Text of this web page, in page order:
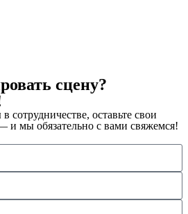
сцену?
сотрудничестве, оставьте свои
и мы обязательно с вами свяжемся!